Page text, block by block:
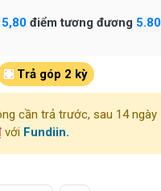
5,80điểm tương đương
Trả góp 2 kỳ
cần trả trước, sau 14 ngày
với Fundiin.